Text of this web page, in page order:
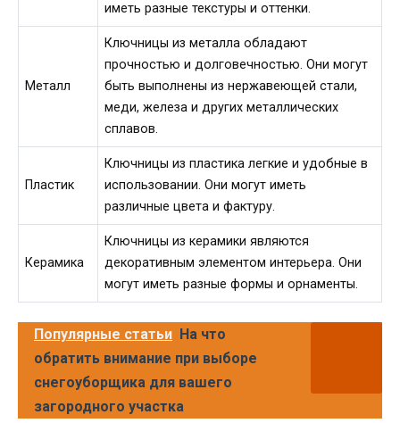
иметь разные текстуры и оттенки.
Металл
Ключницы из металла обладают
прочностью и долговечностью. Они могут
быть выполнены из нержавеющей стали,
меди, железа и других металлических
сплавов.
Пластик
Ключницы из пластика легкие и удобные в
использовании. Они могут иметь
различные цвета и фактуру.
Керамика
Ключницы из керамики являются
декоративным элементом интерьера. Они
могут иметь разные формы и орнаменты.
Популярные статьи На что
обратить внимание при выборе
снегоуборщика для вашего
загородного участка